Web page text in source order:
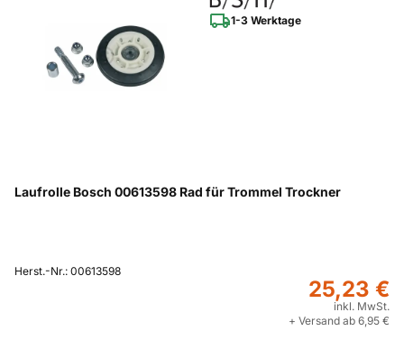
1-3 Werktage
Laufrolle Bosch 00613598 Rad für Trommel Trockner
Herst.-Nr.: 00613598
25,23 €
inkl. MwSt.
+ Versand ab 6,95 €